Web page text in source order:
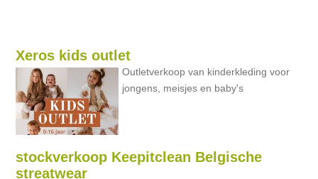
Xeros kids outlet
Outletverkoop van kinderkleding voor
jongens, meisjes en baby's
stockverkoop Keepitclean Belgische
streatwear